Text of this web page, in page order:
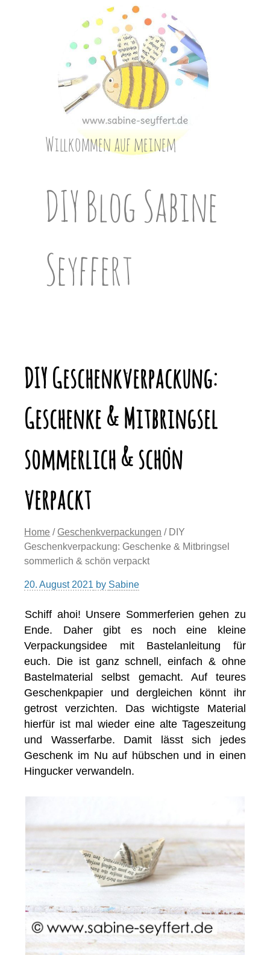
Willkommen auf meinem
DIY Blog Sabine
Seyffert
DIY Geschenkverpackung:
Geschenke & Mitbringsel
sommerlich & schön
verpackt
Home / Geschenkverpackungen / DIY
Geschenkverpackung: Geschenke & Mitbringsel
sommerlich & schön verpackt
20. August 2021 by Sabine
Schiff ahoi! Unsere Sommerferien gehen zu
Ende. Daher gibt es noch eine kleine
Verpackungsidee mit Bastelanleitung für
euch. Die ist ganz schnell, einfach & ohne
Bastelmaterial selbst gemacht. Auf teures
Geschenkpapier und dergleichen könnt ihr
getrost verzichten. Das wichtigste Material
hierfür ist mal wieder eine alte Tageszeitung
und Wasserfarbe. Damit lässt sich jedes
Geschenk im Nu auf hübschen und in einen
Hingucker verwandeln.